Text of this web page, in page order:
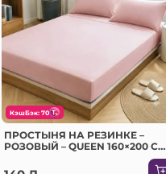
КэшБэк: 70
ПРОСТЫНЯ НА РЕЗИНКЕ –
РОЗОВЫЙ – QUEEN 160×200 CM